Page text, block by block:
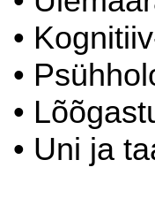
•
•
•
• Uni ja